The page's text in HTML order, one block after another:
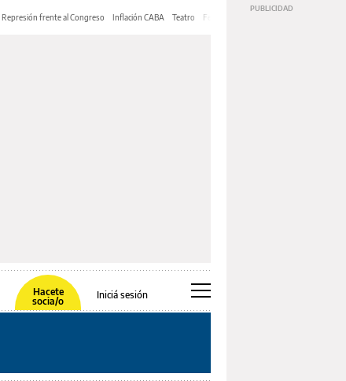
Represión frente al Congreso Inflación CABA Teatro Feria de Editores
Hacete
socia/o
Iniciá sesión